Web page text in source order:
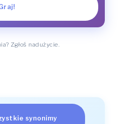
Zgłoś nadużycie.
synonimy